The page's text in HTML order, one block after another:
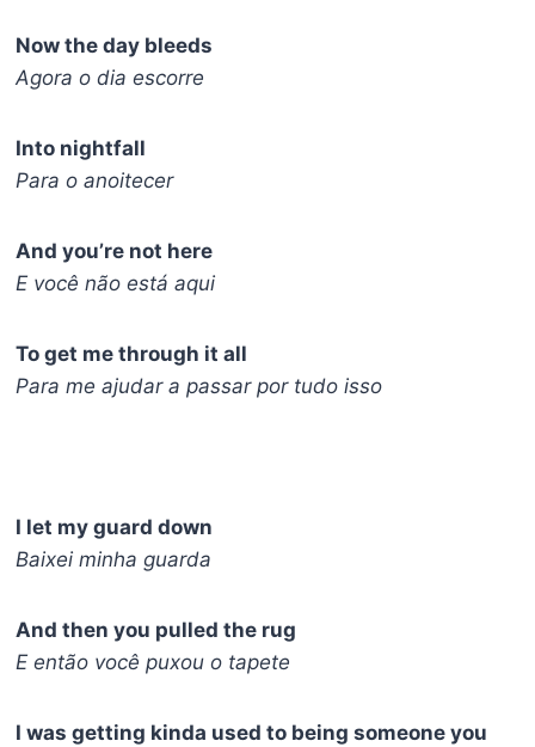
Now the day bleeds
Agora o dia escorre
Into nightfall
Para o anoitecer
And you’re not here
E você não está aqui
To get me through it all
Para me ajudar a passar por tudo isso
I let my guard down
Baixei minha guarda
And then you pulled the rug
E então você puxou o tapete
I was getting kinda used to being someone you